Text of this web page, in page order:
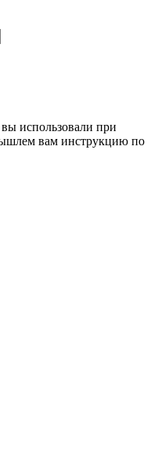
использовали при
вам инструкцию по